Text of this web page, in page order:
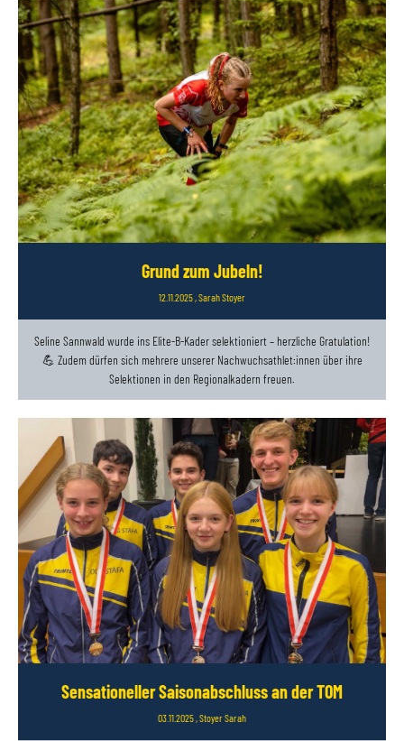
Grund zum Jubeln!
12.11.2025 , Sarah Stoyer
Seline Sannwald wurde ins Elite-B-Kader selektioniert – herzliche Gratulation!
💪 Zudem dürfen sich mehrere unserer Nachwuchsathlet:innen über ihre
Selektionen in den Regionalkadern freuen.
Sensationeller Saisonabschluss an der TOM
03.11.2025 , Stoyer Sarah